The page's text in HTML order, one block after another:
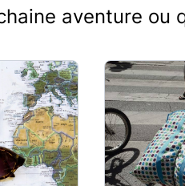
aventure ou